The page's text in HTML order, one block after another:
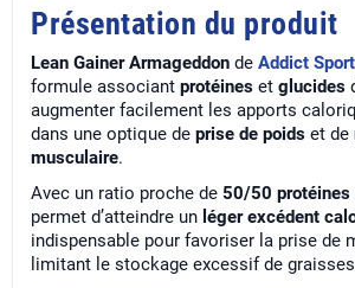
Présentation du produit
Lean Gainer Armageddon de Addict
formule associant protéines et glucides
augmenter facilement les apports
dans une optique de prise de poids et de
musculaire.
Avec un ratio proche de 50/50 protéines
permet d’atteindre un léger excédent
indispensable pour favoriser la prise de
limitant le stockage excessif de